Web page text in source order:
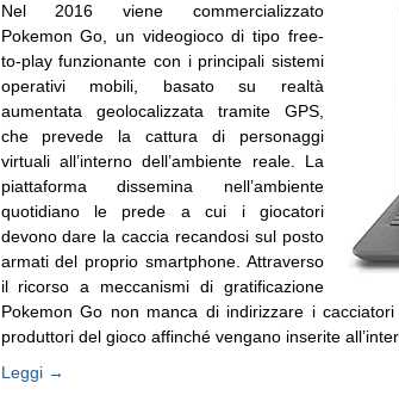
Nel 2016 viene commercializzato
Pokemon Go, un videogioco di tipo free-
to-play funzionante con i principali sistemi
operativi mobili, basato su realtà
aumentata geolocalizzata tramite GPS,
che prevede la cattura di personaggi
virtuali all’interno dell’ambiente reale. La
piattaforma dissemina nell’ambiente
quotidiano le prede a cui i giocatori
devono dare la caccia recandosi sul posto
armati del proprio smartphone. Attraverso
il ricorso a meccanismi di gratificazione
Pokemon Go non manca di indirizzare i
produttori del gioco affinché vengano inserite
Leggi →